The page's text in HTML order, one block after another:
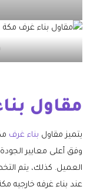
مقاول
يتميز مقاول بناء غرف
وفق أعلى معايير
العميل. كذلك، يتم
عند بناء غرفه خارجيه